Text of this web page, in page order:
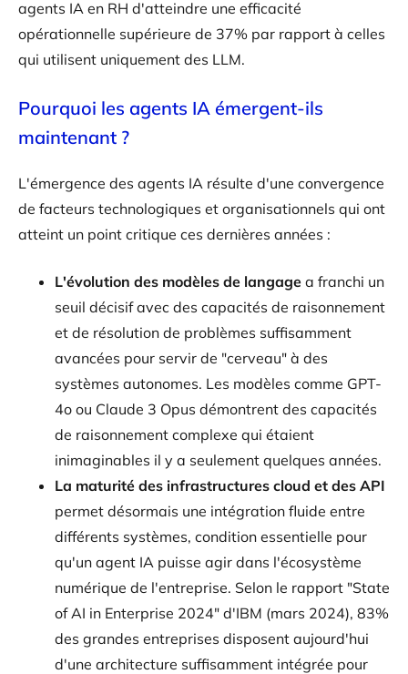
agents IA en RH d'atteindre une efficacité
opérationnelle supérieure de 37% par rapport à celles
qui utilisent uniquement des LLM.
Pourquoi les agents IA émergent-ils
maintenant ?
L'émergence des agents IA résulte d'une convergence
de facteurs technologiques et organisationnels qui ont
atteint un point critique ces dernières années :
L'évolution des modèles de langage a franchi un
seuil décisif avec des capacités de raisonnement
et de résolution de problèmes suffisamment
avancées pour servir de "cerveau" à des
systèmes autonomes. Les modèles comme GPT-
4o ou Claude 3 Opus démontrent des capacités
de raisonnement complexe qui étaient
inimaginables il y a seulement quelques années.
La maturité des infrastructures cloud et des API
permet désormais une intégration fluide entre
différents systèmes, condition essentielle pour
qu'un agent IA puisse agir dans l'écosystème
numérique de l'entreprise. Selon le rapport "State
of AI in Enterprise 2024" d'IBM (mars 2024), 83%
des grandes entreprises disposent aujourd'hui
d'une architecture suffisamment intégrée pour